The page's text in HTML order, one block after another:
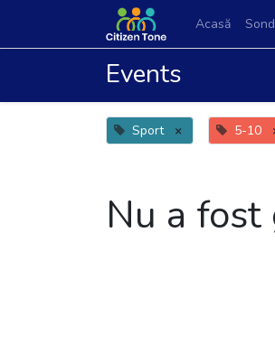
Acasă
Events
Sport × 5-10
Nu a